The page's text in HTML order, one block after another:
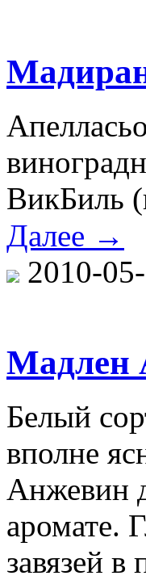
ВикБиль
Далее →
2010-
Мадлен
Белый
вполне
Анжевин
аромате.
завязей в